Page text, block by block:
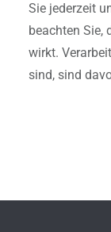
Sie jederzeit
beachten Sie,
wirkt.
sind, sind